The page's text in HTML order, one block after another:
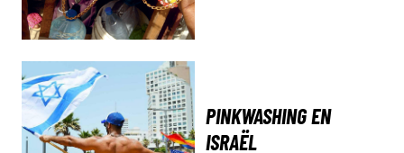
PINKWASHING EN
ISRAËL